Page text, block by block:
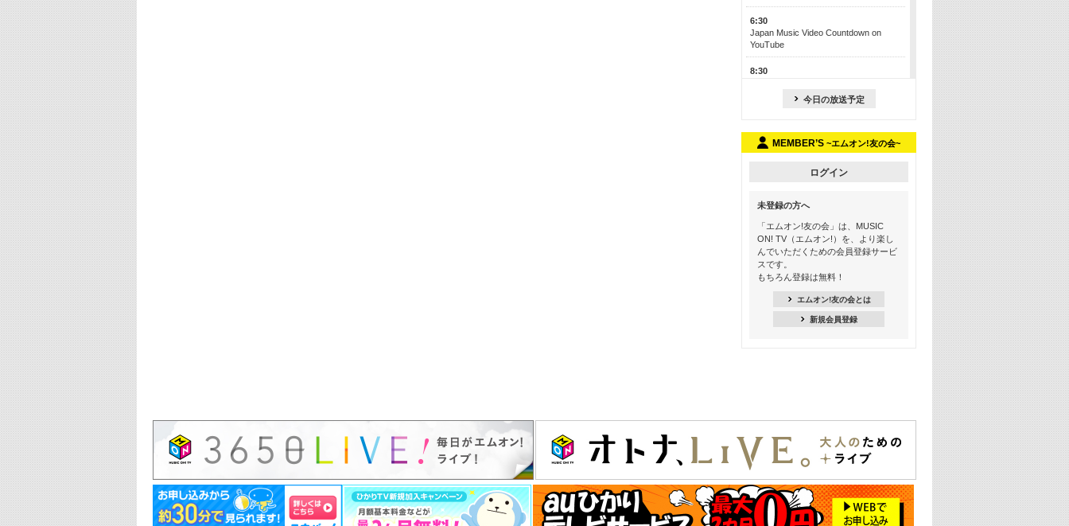
6:30
Japan Music Video Countdown on
YouTube
8:30
M-ON! カラオケカウントダウン 50
Official髭男dism特集
よりぬき! この夏聴きたい! サマーソン
グメドレー【歌詞入り】
21:00
季節を感じよう! シーズンソング特集
-8月編-【歌詞入り】
ージックビデオ特集
24:00
K-POP 第3世代特集
K-POP 第4世代特集
25:00
今日の放送予定
MEMBER’S ~エムオン!友の会~
ログイン
未登録の方へ
「エムオン!友の会」は、MUSIC
ON! TV（エムオン!）を、より楽し
んでいただくための会員登録サービ
スです。
もちろん登録は無料！
エムオン!友の会とは
新規会員登録